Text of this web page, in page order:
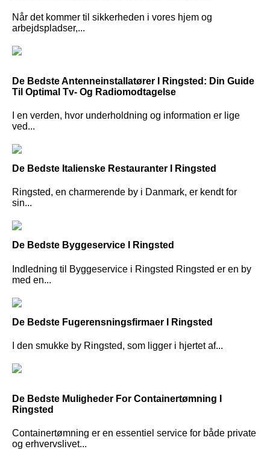
Når det kommer til sikkerheden i vores hjem og
arbejdspladser,...
De Bedste Antenneinstallatører I Ringsted: Din Guide
Til Optimal Tv- Og Radiomodtagelse
I en verden, hvor underholdning og information er lige
ved...
De Bedste Italienske Restauranter I Ringsted
Ringsted, en charmerende by i Danmark, er kendt for
sin...
De Bedste Byggeservice I Ringsted
Indledning til Byggeservice i Ringsted Ringsted er en by
med en...
De Bedste Fugerensningsfirmaer I Ringsted
I den smukke by Ringsted, som ligger i hjertet af...
De Bedste Muligheder For Containertømning I
Ringsted
Containertømning er en essentiel service for både private
og erhvervslivet...